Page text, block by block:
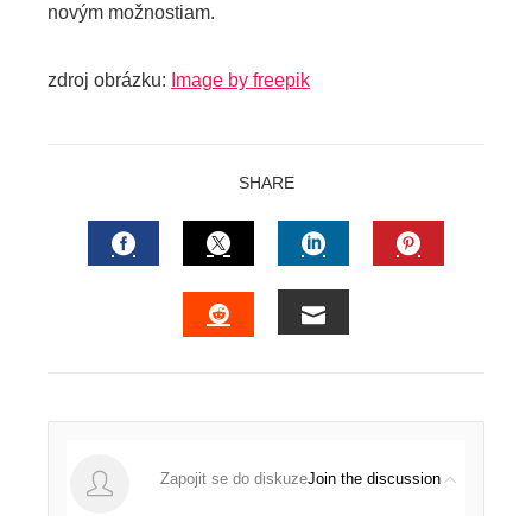
novým možnostiam.
zdroj obrázku: Image by freepik
SHARE
FACEBOOKTWITTERLINKEDIN
Join the discussion